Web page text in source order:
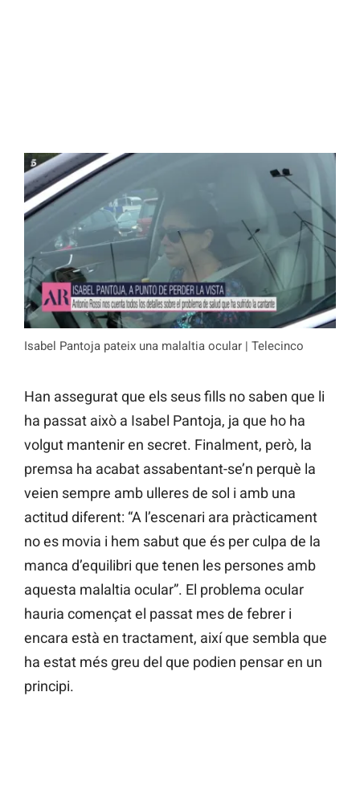
Isabel Pantoja pateix una malaltia ocular | Telecinco
Han assegurat que els seus fills no saben que li
ha passat això a Isabel Pantoja, ja que ho ha
volgut mantenir en secret. Finalment, però, la
premsa ha acabat assabentant-se’n perquè la
veien sempre amb ulleres de sol i amb una
actitud diferent: “A l’escenari ara pràcticament
no es movia i hem sabut que és per culpa de la
manca d’equilibri que tenen les persones amb
aquesta malaltia ocular”. El problema ocular
hauria començat el passat mes de febrer i
encara està en tractament, així que sembla que
ha estat més greu del que podien pensar en un
principi.